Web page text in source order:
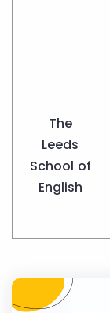
The
Leeds
School of
English